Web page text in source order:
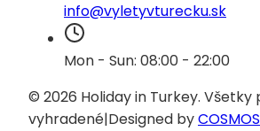
info@vyletyvturecku.sk
Mon - Sun: 08:00 - 22:00
© 2026 Holiday in Turkey. Všetky
vyhradené|Designed byCOSMOS